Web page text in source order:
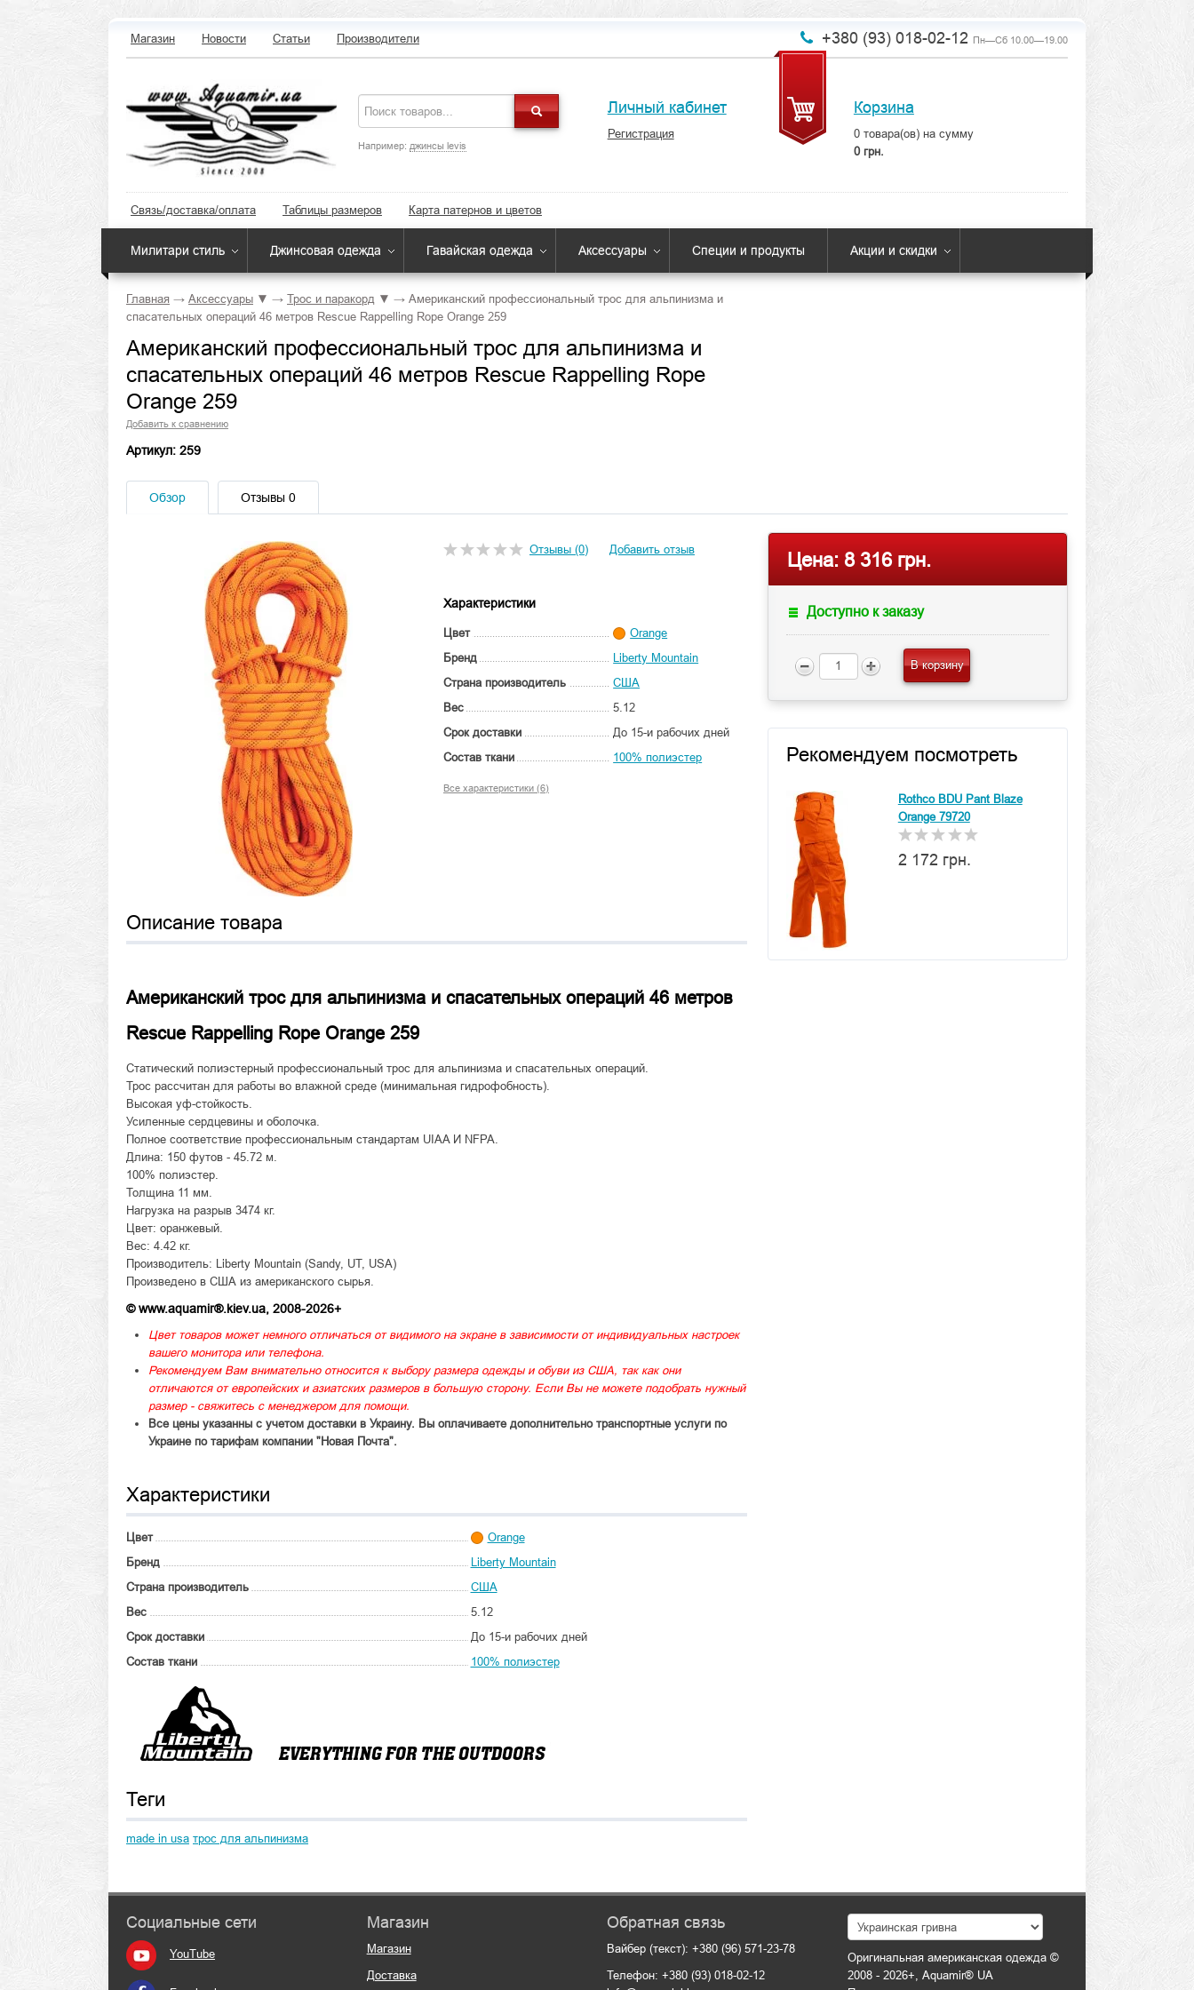
Магазин Новости Статьи Производители +380 (93) 018-02-12 Пн—Сб 10.00—19.00
Например: джинсы levis
Личный кабинет
Регистрация
Корзина
0товара(ов) на сумму
0 грн.
Связь/доставка/оплата Таблицы размеров Карта патернов и цветов
Милитари стиль Джинсовая одежда Гавайская одежда Аксессуары Специи и продукты Акции и скидки
Главная → Аксессуары ▼ → Трос и паракорд ▼ → Американский профессиональный трос для альпинизма и
спасательных операций 46 метров Rescue Rappelling Rope Orange 259
Американский профессиональный трос для альпинизма и
спасательных операций 46 метров Rescue Rappelling Rope
Orange 259
Добавить к сравнению
Артикул: 259
Обзор Отзывы 0
Отзывы (0) Добавить отзыв
Характеристики
Цвет
Orange
Бренд
Liberty Mountain
Страна производитель
США
Вес
5.12
Срок доставки
До 15-и рабочих дней
Состав ткани
100% полиэстер
Все характеристики (6)
Описание товара
Американский трос для альпинизма и спасательных операций 46 метров
Rescue Rappelling Rope Orange 259
Статический полиэстерный профессиональный трос для альпинизма и спасательных операций.
Трос рассчитан для работы во влажной среде (минимальная гидрофобность).
Высокая уф-стойкость.
Усиленные сердцевины и оболочка.
Полное соответствие профессиональным стандартам UIAA И NFPA.
Длина: 150 футов - 45.72 м.
100% полиэстер.
Толщина 11 мм.
Нагрузка на разрыв 3474 кг.
Цвет: оранжевый.
Вес: 4.42 кг.
Производитель: Liberty Mountain (Sandy, UT, USA)
Произведено в США из американского сырья.
© www.aquamir®.kiev.ua, 2008-2026+
Цвет товаров может немного отличаться от видимого на экране в зависимости от индивидуальных настроек
вашего монитора или телефона.
Рекомендуем Вам внимательно относится к выбору размера одежды и обуви из США, так как они
отличаются от европейских и азиатских размеров в большую сторону. Если Вы не можете подобрать нужный
размер - свяжитесь с менеджером для помощи.
Все цены указанны с учетом доставки в Украину. Вы оплачиваете дополнительно транспортные услуги по
Украине по тарифам компании "Новая Почта".
Характеристики
Цвет
Orange
Бренд
Liberty Mountain
Страна производитель
США
Вес
5.12
Срок доставки
До 15-и рабочих дней
Состав ткани
100% полиэстер
Теги
made in usa трос для альпинизма
Цена: 8 316 грн.
Доступно к заказу
В корзину
Рекомендуем посмотреть
Rothco BDU Pant Blaze
Orange 79720
2 172 грн.
Социальные сети
YouTube
Магазин
Магазин
Доставка
Обратная связь
Вайбер (текст): +380 (96) 571-23-78
Телефон: +380 (93) 018-02-12
Оригинальная американская одежда ©
2008 - 2026+, Aquamir® UA